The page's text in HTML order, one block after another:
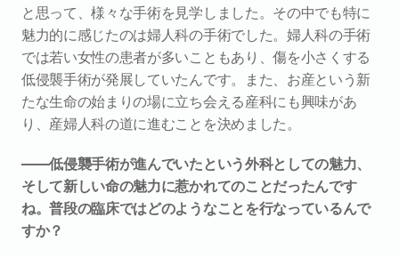
と思って、様々な手術を見学しました。その中でも特に
魅力的に感じたのは婦人科の手術でした。婦人科の手術
では若い女性の患者が多いこともあり、傷を小さくする
低侵襲手術が発展していたんです。また、お産という新
たな生命の始まりの場に立ち会える産科にも興味があ
り、産婦人科の道に進むことを決めました。
――低侵襲手術が進んでいたという外科としての魅力、
そして新しい命の魅力に惹かれてのことだったんです
ね。普段の臨床ではどのようなことを行なっているんで
すか？